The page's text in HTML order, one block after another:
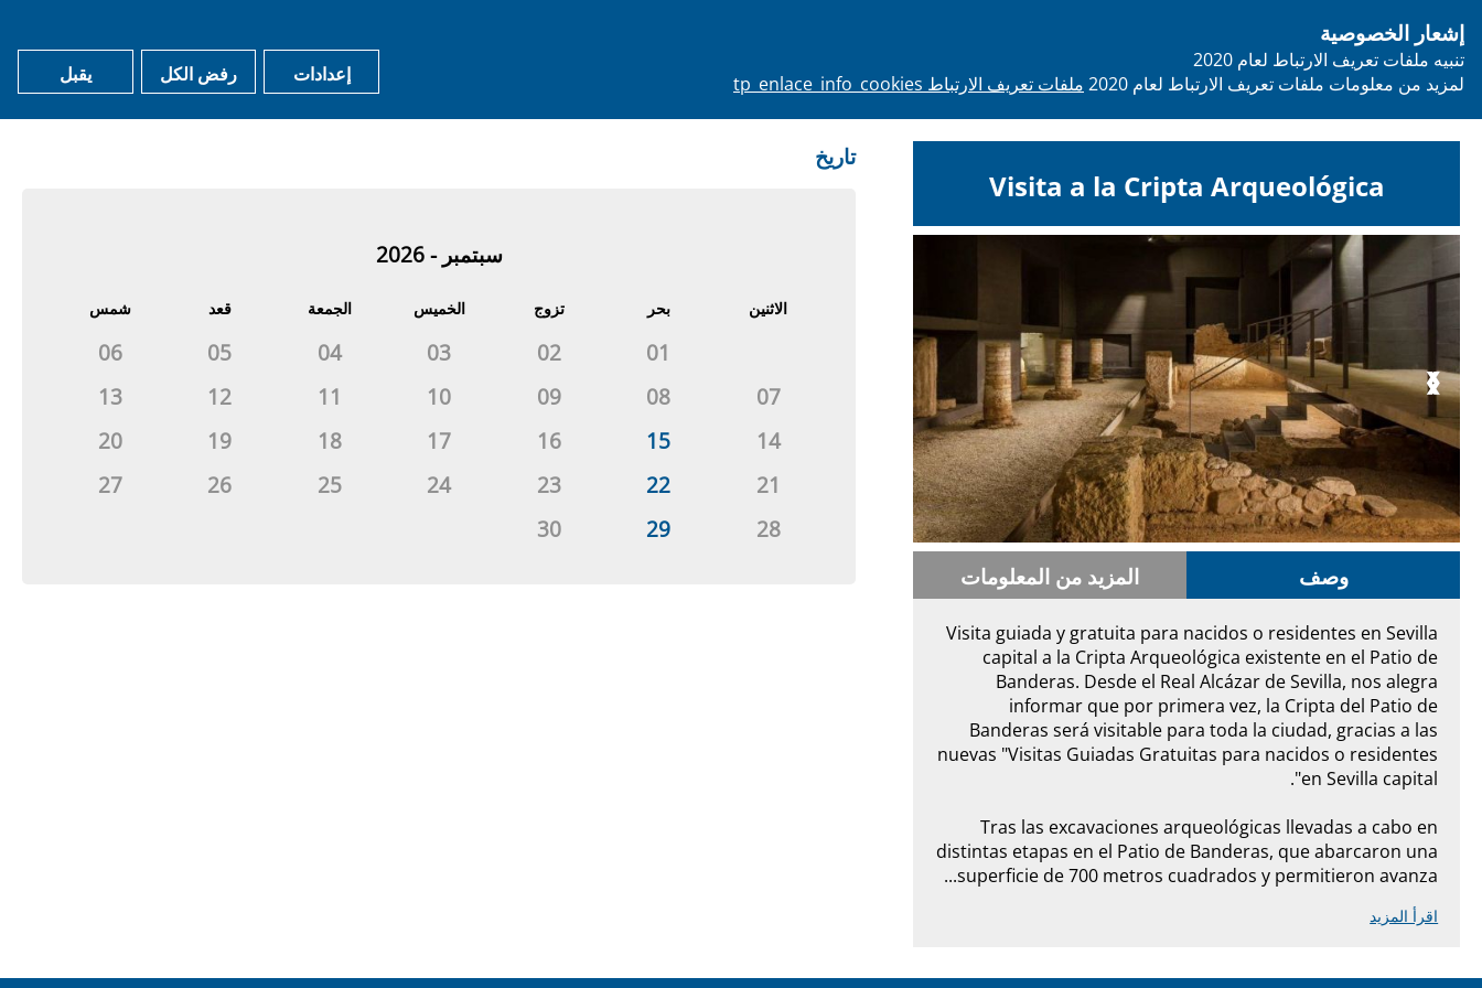
إشعار الخصوصية
تنبيه ملفات تعريف الارتباط لعام 2020
لمزيد من معلومات ملفات تعريف الارتباط لعام 2020
ملفات تعريف الارتباط tp_enlace_info_cookies إعدادات رفض الكل يقبل
person
emailاسترجع تذكرتكالأسئلة الشائعة shopping_cart
Visita a la Cripta Arqueológica
❮
❯
وصف المزيد من المعلومات
Visita guiada y gratuita para nacidos o residentes en Sevilla
capital a la Cripta Arqueológica existente en el Patio de
Banderas. Desde el Real Alcázar de Sevilla, nos alegra
informar que por primera vez, la Cripta del Patio de
Banderas será visitable para toda la ciudad, gracias a las
nuevas "Visitas Guiadas Gratuitas para nacidos o residentes
en Sevilla capital".
Tras las excavaciones arqueológicas llevadas a cabo en
distintas etapas en el Patio de Banderas, que abarcaron una
superficie de 700 metros cuadrados y permitieron avanza...
اقرأ المزيد
تاريخ
سبتمبر - 2026
الاثنين بحر تزوج الخميس الجمعة قعد شمس
01
02
03
04
05
06
07
08
09
10
11
12
13
14
15
16
17
18
19
20
21
22
23
24
25
26
27
28
29
30